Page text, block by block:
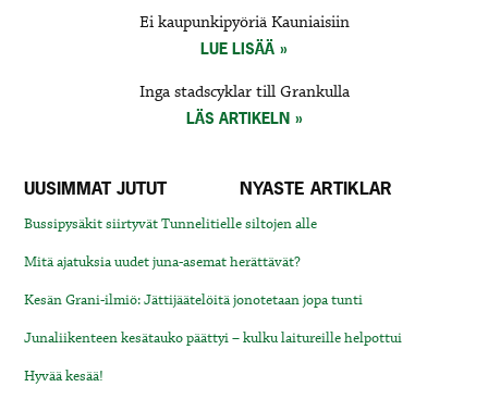
FÖR
ANNONSÖRER
Ei kaupunkipyöriä Kauniaisiin
LUE LISÄÄ
Inga stadscyklar till Grankulla
LÄS ARTIKELN
UUSIMMAT JUTUT NYASTE ARTIKLAR
Bussipysäkit siirtyvät Tunnelitielle siltojen alle
Mitä ajatuksia uudet juna-asemat herättävät?
Kesän Grani-ilmiö: Jättijäätelöitä jonotetaan jopa tunti
Junaliikenteen kesätauko päättyi – kulku laitureille helpottui
Hyvää kesää!